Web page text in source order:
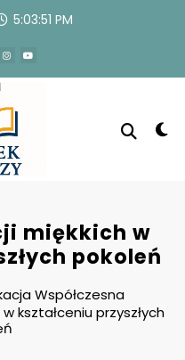
5:03:52 PM
miękkich w
pokoleń
Współczesna
kształceniu przyszłych